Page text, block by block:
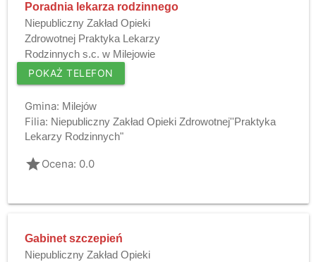
Poradnia lekarza rodzinnego
Niepubliczny Zakład Opieki
Zdrowotnej Praktyka Lekarzy
Rodzinnych s.c. w Milejowie
POKAŻ TELEFON
Gmina: Milejów
Filia: Niepubliczny Zakład Opieki Zdrowotnej''Praktyka
Lekarzy Rodzinnych"
gradeOcena: 0.0
Gabinet szczepień
Niepubliczny Zakład Opieki